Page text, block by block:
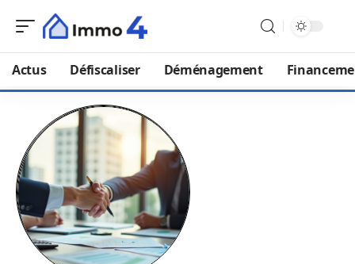
Actus Défiscaliser Déménagement